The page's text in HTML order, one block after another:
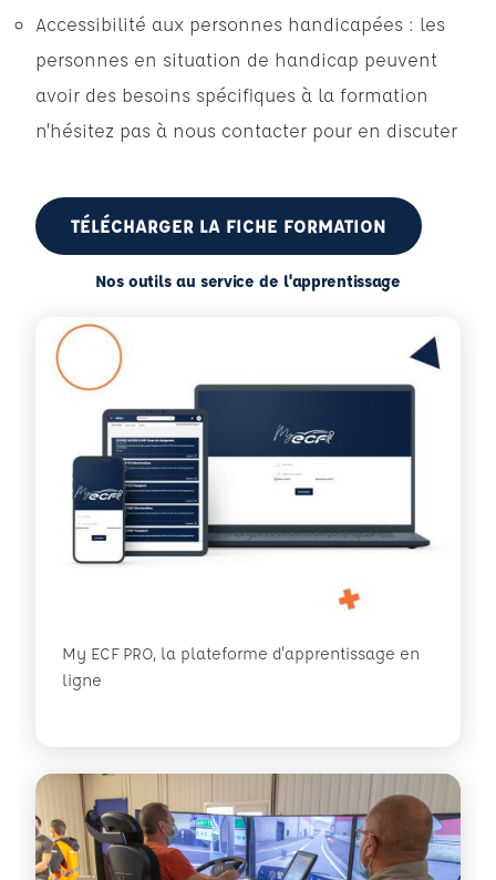
Accessibilité aux personnes handicapées : les
personnes en situation de handicap peuvent
avoir des besoins spécifiques à la formation
n’hésitez pas à nous contacter pour en discuter
TÉLÉCHARGER LA FICHE FORMATION
Nos outils au service de l'apprentissage
My ECF PRO, la plateforme d'apprentissage en
ligne